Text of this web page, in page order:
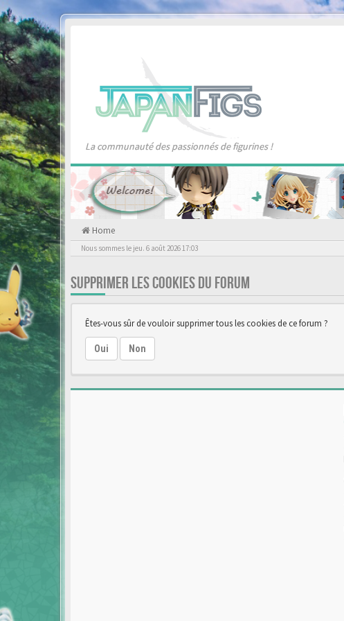
La communauté des passionnés de figurines !
Home
Nous sommes le jeu. 6 août 2026 17:03
SUPPRIMER LES COOKIES DU FORUM
Êtes-vous sûr de vouloir supprimer tous les cookies de ce forum ?
Oui Non